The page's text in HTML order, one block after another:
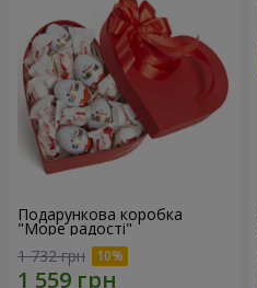
Подарункова коробка
"Море радості"
1 732 грн